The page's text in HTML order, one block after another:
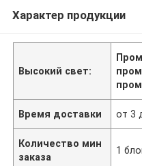
Характер продукции
Высокий свет:
Время доставки от 3
Количество мин
заказа
1